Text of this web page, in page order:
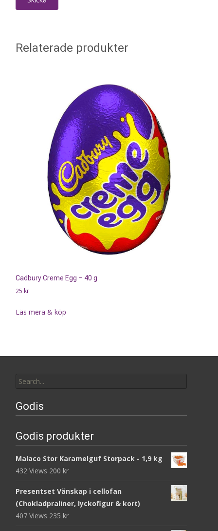
Relaterade produkter
Cadbury Creme Egg – 40 g
25 kr
Läs mera & köp
for:
Godis
Godis produkter
Malaco Stor Karamelguf Storpack - 1,9 kg
432 Views 200 kr
Presentset Vänskap i cellofan
(Chokladpraliner, lyckofigur & kort)
407 Views 235 kr